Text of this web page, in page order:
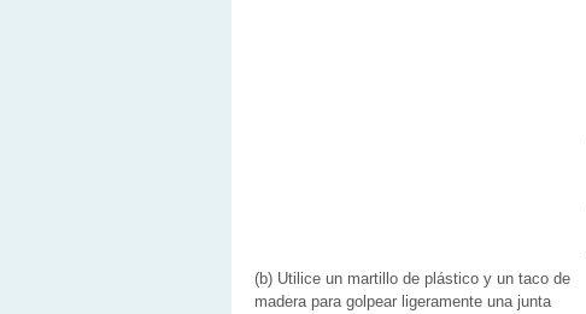
(b) Utilice un martillo de plástico y un taco de
madera para golpear ligeramente una junta